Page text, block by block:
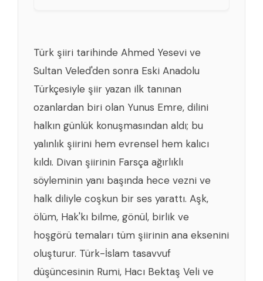
Türk şiiri tarihinde Ahmed Yesevi ve
Sultan Veled'den sonra Eski Anadolu
Türkçesiyle şiir yazan ilk tanınan
ozanlardan biri olan Yunus Emre, dilini
halkın günlük konuşmasından aldı; bu
yalınlık şiirini hem evrensel hem kalıcı
kıldı. Divan şiirinin Farsça ağırlıklı
söyleminin yanı başında hece vezni ve
halk diliyle coşkun bir ses yarattı. Aşk,
ölüm, Hak'kı bilme, gönül, birlik ve
hoşgörü temaları tüm şiirinin ana eksenini
oluşturur. Türk-İslam tasavvuf
düşüncesinin Rumi, Hacı Bektaş Veli ve